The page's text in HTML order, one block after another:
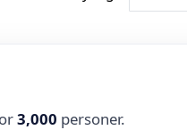
3,000 personer.